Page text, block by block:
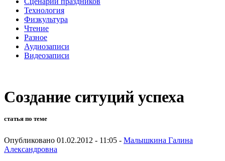
Технология
Физкультура
Чтение
Разное
Аудиозаписи
Видеозаписи
Создание ситуций успеха
статья по теме
Опубликовано 01.02.2012 - 11:05 - Малышкина Галина
Александровна